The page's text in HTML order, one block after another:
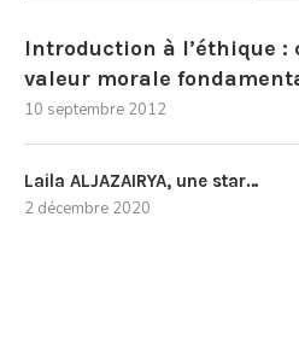
Introduction à l’éthique :
valeur morale
10 septembre 2012
Laila ALJAZAIRYA, une star…
2 décembre 2020